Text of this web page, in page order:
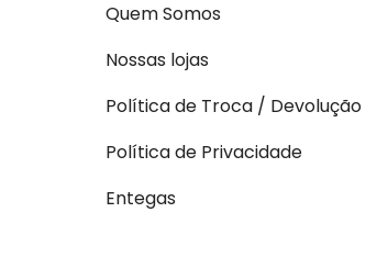
Quem Somos
Nossas lojas
Política de Troca / Devolução
Política de Privacidade
Entegas